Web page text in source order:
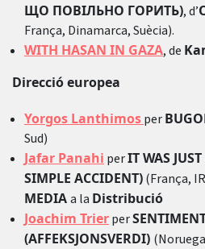
ЩО ПОВІЛЬНО ГОРИТЬ), d’
França, Dinamarca, Suècia).
WITH HASAN IN GAZA, de
Direcció europea
Yorgos Lanthimosper
Sud)
Jafar Panahi perIT WAS
SIMPLE ACCIDENT)(França,
MEDIAa la Distribució
Joachim Trierper
(AFFEKSJONSVERDI)